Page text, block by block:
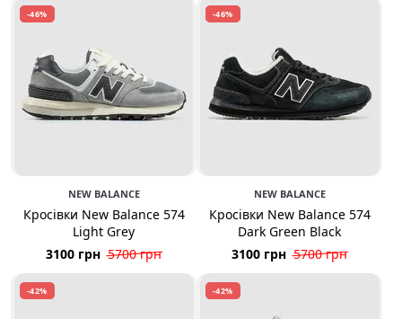
-46%
NEW BALANCE
Кросівки New Balance 574
Light Grey
3100 грн 5700 грн
-46%
NEW BALANCE
Кросівки New Balance 574
Dark Green Black
3100 грн 5700 грн
-42% -42%